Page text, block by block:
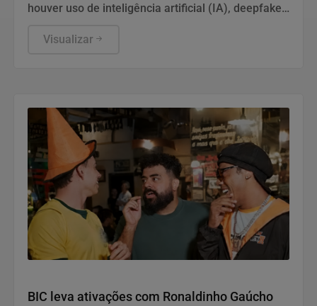
houver uso de inteligência artificial (IA), deepfake,
aproveitamento de relação de confiança.
Visualizar
BIC leva ativações com Ronaldinho Gaúcho